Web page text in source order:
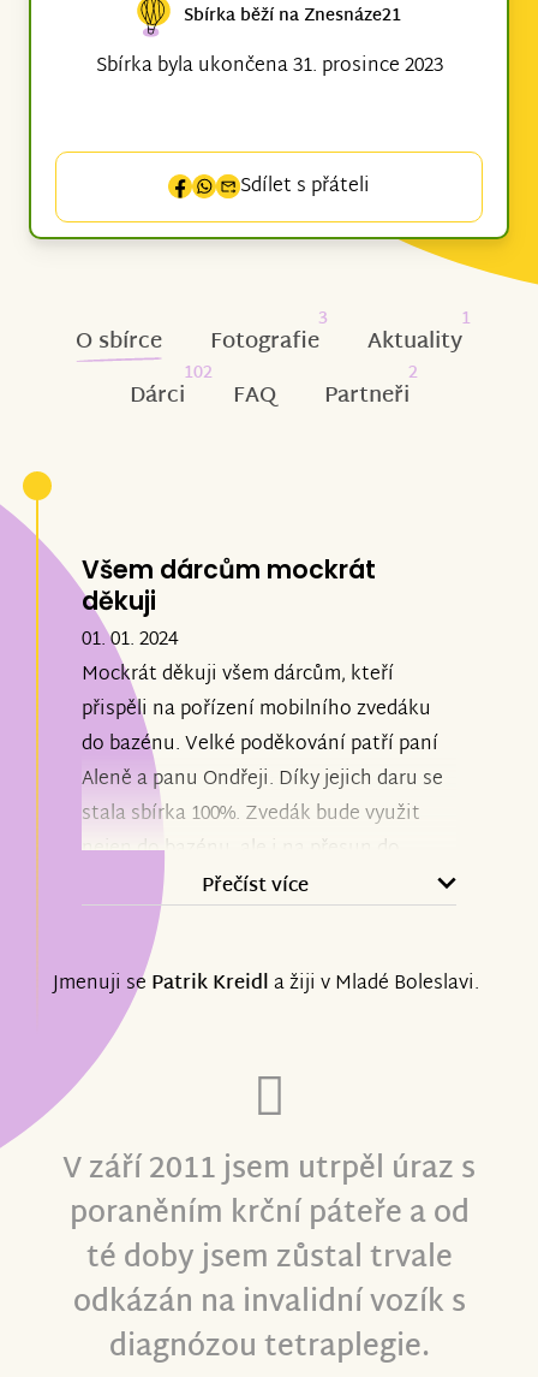
Sbírka běží na Znesnáze21
Sbírka byla ukončena 31. prosince 2023
Sdílet s přáteli
O sbírce Fotografie
3
Aktuality
1
Dárci
102
FAQ Partneři
2
Všem dárcům mockrát
děkuji
01. 01. 2024
Mockrát děkuji všem dárcům, kteří
přispěli na pořízení mobilního zvedáku
do bazénu. Velké poděkování patří paní
Aleně a panu Ondřeji. Díky jejich daru se
stala sbírka 100%. Zvedák bude využit
nejen do bazénu, ale i na přesun do
handbiku.
Přečíst více
Jmenuji se Patrik Kreidla žiji v Mladé Boleslavi.
V září 2011 jsem utrpěl úraz s
poraněním krční páteře a od
té doby jsem zůstal trvale
odkázán na invalidní vozík s
diagnózou tetraplegie.